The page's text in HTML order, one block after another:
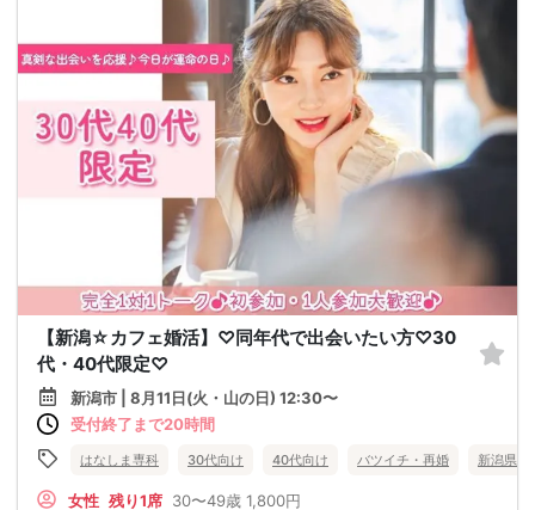
【新潟☆カフェ婚活】♡同年代で出会いたい方♡30
代・40代限定♡
新潟市 | 8月11日(火・山の日) 12:30〜
受付終了まで20時間
はなしま専科 30代向け 40代向け バツイチ・再婚 新潟県
女性 残り1席 30〜49歳 1,800円